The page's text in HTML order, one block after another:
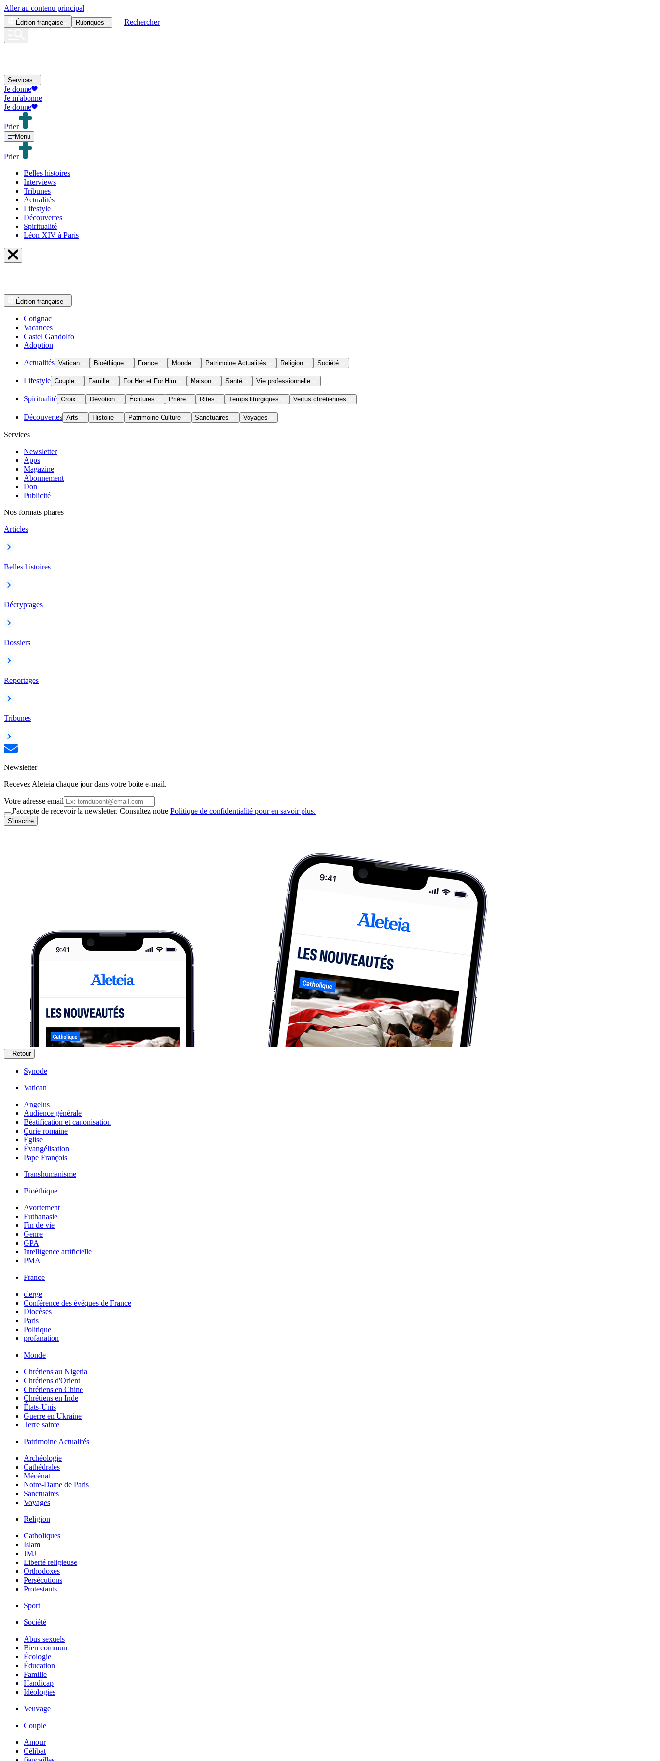
Aller au contenu principal
Édition française Rubriques Rechercher
Services
Je donne
Je m'abonne
Je donne
Prier
Menu
Prier
Belles histoires
Interviews
Tribunes
Actualités
Lifestyle
Découvertes
Spiritualité
Léon XIV à Paris
Édition française
Cotignac
Vacances
Castel Gandolfo
Adoption
Actualités Vatican Bioéthique France Monde Patrimoine Actualités Religion Société
Lifestyle Couple Famille For Her et For Him Maison Santé Vie professionnelle
Spiritualité Croix Dévotion Écritures Prière Rites Temps liturgiques Vertus chrétiennes
Découvertes Arts Histoire Patrimoine Culture Sanctuaires Voyages
Services
Newsletter
Apps
Magazine
Abonnement
Don
Publicité
Nos formats phares
Articles
Belles histoires
Décryptages
Dossiers
Reportages
Tribunes
Newsletter
Recevez Aleteia chaque jour dans votre boite e-mail.
Votre adresse email
J'accepte de recevoir la newsletter. Consultez notre Politique de confidentialité pour en savoir plus.
S'inscrire
Retour
Synode
Vatican
Angelus
Audience générale
Béatification et canonisation
Curie romaine
Église
Évangélisation
Pape François
Transhumanisme
Bioéthique
Avortement
Euthanasie
Fin de vie
Genre
GPA
Intelligence artificielle
PMA
France
clerge
Conférence des évêques de France
Diocèses
Paris
Politique
profanation
Monde
Chrétiens au Nigeria
Chrétiens d'Orient
Chrétiens en Chine
Chrétiens en Inde
États-Unis
Guerre en Ukraine
Terre sainte
Patrimoine Actualités
Archéologie
Cathédrales
Mécénat
Notre-Dame de Paris
Sanctuaires
Voyages
Religion
Catholiques
Islam
JMJ
Liberté religieuse
Orthodoxes
Persécutions
Protestants
Sport
Société
Abus sexuels
Bien commun
Écologie
Éducation
Famille
Handicap
Idéologies
Veuvage
Couple
Amour
Célibat